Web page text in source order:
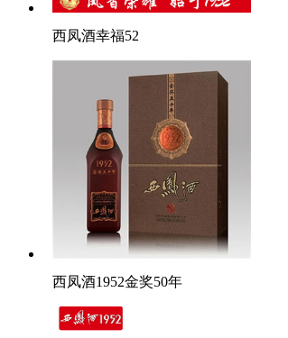
西凤酒幸福52
西凤酒1952金奖50年